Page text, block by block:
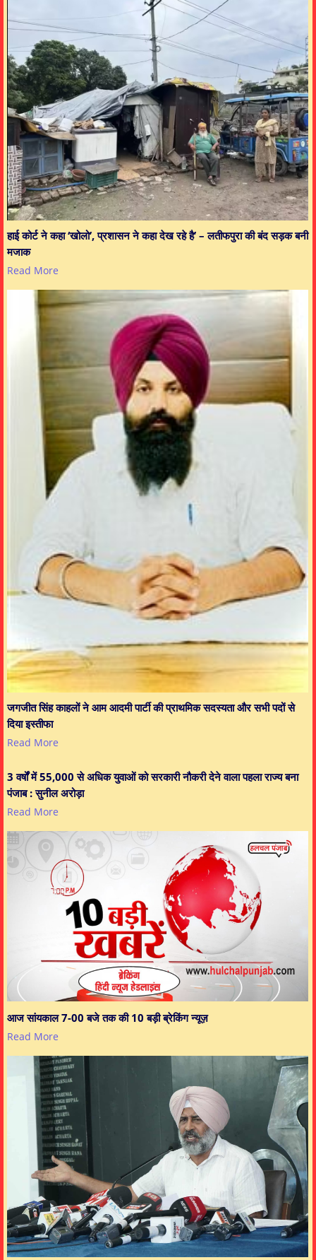
हाई कोर्ट ने कहा ‘खोलो’, प्रशासन ने कहा देख रहे है’ – लतीफपुरा की बंद सड़क बनी
मजाक
Read More
जगजीत सिंह काहलों ने आम आदमी पार्टी की प्राथमिक सदस्यता और सभी पदों से
दिया इस्तीफा
Read More
3 वर्षों में 55,000 से अधिक युवाओं को सरकारी नौकरी देने वाला पहला राज्य बना
पंजाब : सुनील अरोड़ा
Read More
आज सांयकाल 7-00 बजे तक की 10 बड़ी ब्रेकिंग न्यूज़
Read More